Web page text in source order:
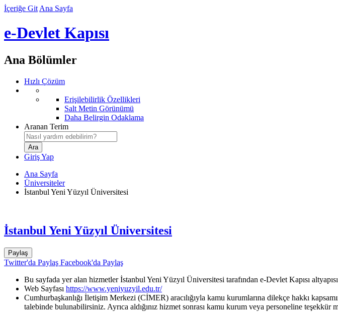
İçeriğe Git Ana Sayfa
e-Devlet Kapısı
Ana Bölümler
Hızlı Çözüm
Erişilebilirlik Özellikleri
Salt Metin Görünümü
Daha Belirgin Odaklama
Aranan Terim
Giriş Yap
Ana Sayfa
Üniversiteler
İstanbul Yeni Yüzyıl Üniversitesi
İstanbul Yeni Yüzyıl Üniversitesi
Paylaş
Twitter'da Paylaş Facebook'da Paylaş
Bu sayfada yer alan hizmetler İstanbul Yeni Yüzyıl Üniversitesi tarafından e-Devlet Kapısı
Web Sayfası https://www.yeniyuzyil.edu.tr/
Cumhurbaşkanlığı İletişim Merkezi (CİMER) aracılığıyla kamu kurumlarına dilekçe hakkı
talebinde bulunabilirsiniz. Ayrıca aldığınız hizmet sonrası kamu kurum veya personeline